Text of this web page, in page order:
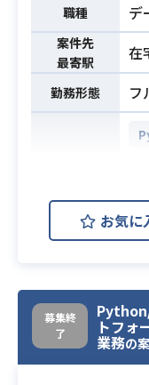
職種 デ
案件先
最寄駅
在
勤務形態 フ
リ
研
サ
ま
・
お気に
募集終
了
トフォ
業務の